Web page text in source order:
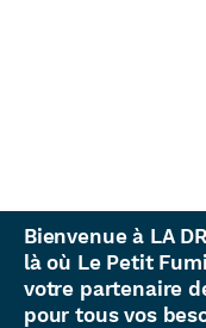
Bienvenue à LA
là où Le Petit
votre partenaire
pour tous vos